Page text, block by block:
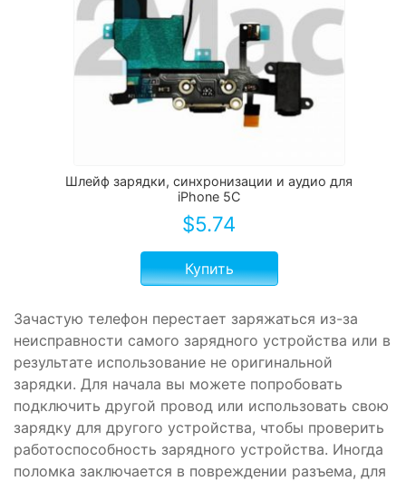
Шлейф зарядки, синхронизации и аудио для
iPhone 5C
$5.74
Купить
Зачастую телефон перестает заряжаться из-за
неисправности самого зарядного устройства или в
результате использование не оригинальной
зарядки. Для начала вы можете попробовать
подключить другой провод или использовать свою
зарядку для другого устройства, чтобы проверить
работоспособность зарядного устройства. Иногда
поломка заключается в повреждении разъема, для